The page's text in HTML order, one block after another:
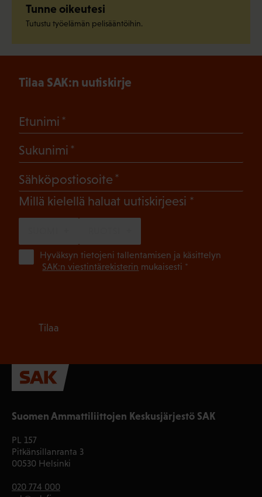
Tunne oikeutesi
Tutustu työelämän pelisääntöihin.
Suomen Ammattiliittojen Keskusjärjestö SAK
PL 157
Pitkänsillanranta 3
00530 Helsinki
020 774 000
Tilaa SAK:n uutiskirje
Etunimi
Sukunimi
Sähköpostiosoite
Millä kielellä haluat uutiskirjeesi (Pakollinen)
Hyväksyn tietojeni tallentamisen ja käsittelyn
SAK:n viestintärekisterin mukaisesti *
Tilaa